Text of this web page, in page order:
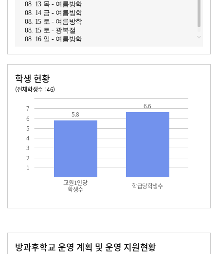
08. 13 목 - 여름방학
08. 14 금 - 여름방학
08. 15 토 - 여름방학
08. 15 토 - 광복절
08. 16 일 - 여름방학
학생 현황
(전체학생수 : 46)
1
2
3
4
5
6
7
교원1인당
학생수 학급당학생수
5.8
6.6
방과후학교 운영 계획 및 운영 지원현황